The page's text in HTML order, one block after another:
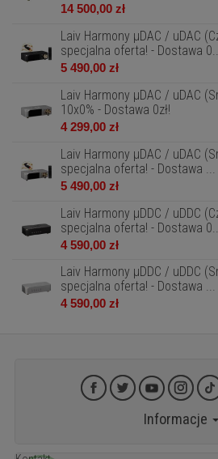
14 500,00 zł
Laiv Harmony µDAC / uDAC
specjalna oferta! - Dostawa
5 490,00 zł
Laiv Harmony µDAC / uDAC
10x0% - Dostawa 0zł!
4 299,00 zł
Laiv Harmony µDAC / uDAC
specjalna oferta! - Dostawa ...
5 490,00 zł
Laiv Harmony µDDC / uDDC
specjalna oferta! - Dostawa
4 590,00 zł
Laiv Harmony µDDC / uDDC
specjalna oferta! - Dostawa ...
4 590,00 zł
Informacje